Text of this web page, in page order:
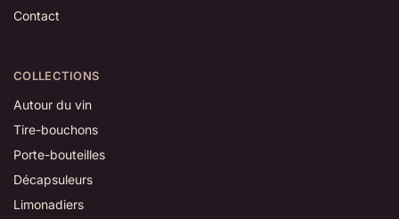
Contact
COLLECTIONS
Autour du vin
Tire-bouchons
Porte-bouteilles
Décapsuleurs
Limonadiers